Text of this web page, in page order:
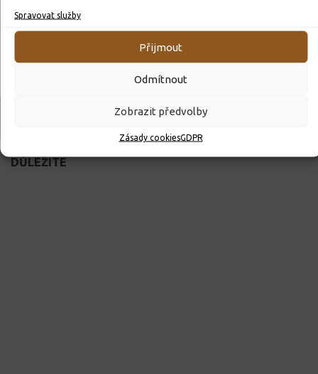
Spravovat služby
Přijmout
Odmítnout
Zobrazit předvolby
Zásady cookiesGDPR
Matematické hry
Pedagogicko-psychologická poradna Ústí nad Orlicí
DŮLEŽITÉ